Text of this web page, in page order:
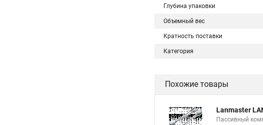
Глубина упаковки
Объемный вес
Кратность поставки
Категория
Похожие товары
Lanmaster
Пассивный